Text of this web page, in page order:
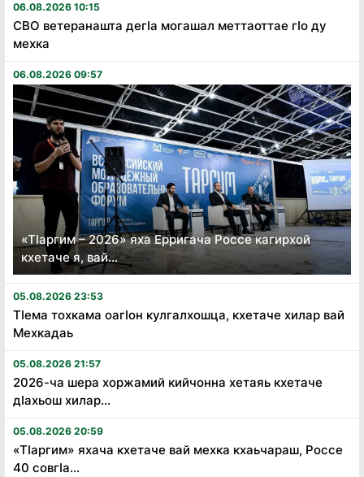
06.08.2026 10:15
СВО ветеранашта дегӏа могашал меттаоттае гӏо ду
мехка
06.08.2026 09:57
«Тӏаргим – 2026» яха Ерригача Россе кагирхой
кхетаче я, вай...
05.08.2026 23:53
Тӏема тохкама оагӏон кулгалхошца, кхетаче хилар вай
Мехкадаь
05.08.2026 21:57
2026-ча шера хоржамий кийчонна хетаяь кхетаче
дӏахьош хилар...
05.08.2026 20:59
«Тӏаргим» яхача кхетаче вай мехка кхаьчараш, Россе
40 совгӏа...